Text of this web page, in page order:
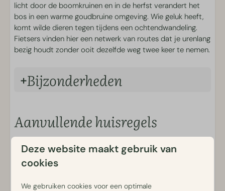
Sport & Spel
Buitenspeeltuinen
Eten en Drinken
Brasserie Luwe
Cafetaria
Verhuur
Fietsverhuur
E-chopper verhuur
licht door de boomkruinen en in de herfst verandert het
bos in een warme goudbruine omgeving. Wie geluk heeft,
komt wilde dieren tegen tijdens een ochtendwandeling.
Fietsers vinden hier een netwerk van routes dat je urenlang
bezig houdt zonder ooit dezelfde weg twee keer te nemen.
Bijzonderheden
De woning beschikt over 3 slaapkamers: één kamer met
2 bedden tegen elkaar aan, één kamer met 2 bedden uit
elkaar en één kamer met een stapelbed.
De houtgestookte hottub heeft 3 tot 4 uur nodig om
op te warmen. Het hout ligt bij aankomst klaar. Jouw
aanwezigheid is vereist bij het aansteken. Instructies
Aanvullende huisregels
Ons verblijf is uitsluitend bedoeld voor recreatief gebruik.
Dit betekent dat wij alleen gasten ontvangen die hier
verblijven voor vakantie, ontspanning of toeristische
reizen, tijdelijke huisvesting voor werknemers of verblijf in
Deze website maakt gebruik van
cookies
We gebruiken cookies voor een optimale